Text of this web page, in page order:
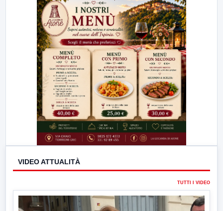
LabNews (replica)
VIDEO ATTUALITÀ
TUTTI I VIDEO